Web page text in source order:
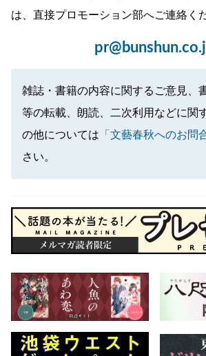
は、直接プロモーション部へご連絡く
雑誌・書籍の内容に関するご意見、
等の転載、朗読、二次利用などに関
の他については 「文藝春秋へのお問
さい。